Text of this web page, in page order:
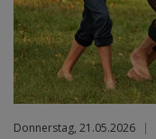
Donnerstag, 21.05.2026 |